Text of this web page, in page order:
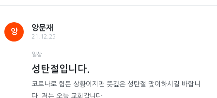
앙
앙문재
21.12.25
일상
성탄절입니다.
코로나로 힘든 상황이지만 뜻깊은 성탄절 맞이하시길 바랍니
다. 저는 오늘 교회갑니다.